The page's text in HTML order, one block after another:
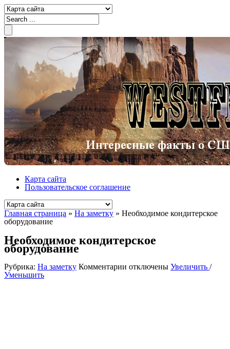
Карта сайта
Пользовательское соглашение
Главная страница » На заметку » Необходимое кондитерское
оборудование
Необходимое кондитерское
оборудование
Рубрика: На заметку Комментарии котключены Увеличить /
Уменьшить